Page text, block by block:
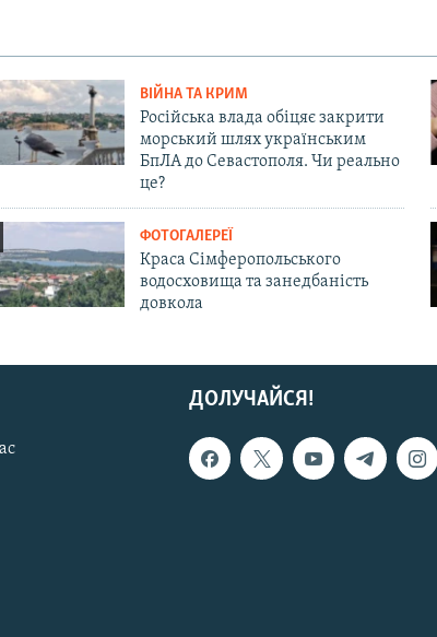
ВІЙНА ТА КРИМ
Російська влада обіцяє закрити
морський шлях українським
БпЛА до Севастополя. Чи реально
це?
ФОТОГАЛЕРЕЇ
Краса Сімферопольського
водосховища та занедбаність
довкола
ДОЛУЧАЙСЯ!